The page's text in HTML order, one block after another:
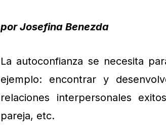
por Josefina Benezda
La autoconfianza se necesita
ejemplo: encontrar y
relaciones interpersonales
pareja, etc.